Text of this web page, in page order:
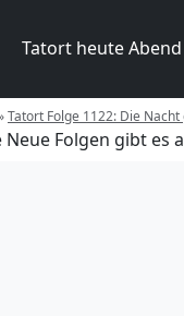
Tatort heute Abend
Tatort Folge 1122: Die
Neue Folgen gibt es